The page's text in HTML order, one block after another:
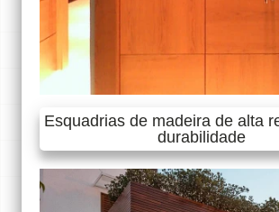
Esquadrias de madeira de alta
durabilidade